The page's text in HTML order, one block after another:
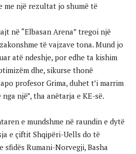
me një rezultat jo shumë të
në “Elbasan Arena” tregoi një
të vajzave tona. Mund jo
atë ndeshje, por edhe ta kishim
dhe, sikurse thonë
profesor Grima, duhet t’i marrim
një”, tha anëtarja e KE-së.
e mundshme në raundin e dytë
e çiftit Shqipëri-Uells do të
sfidës Rumani-Norvegji, Basha